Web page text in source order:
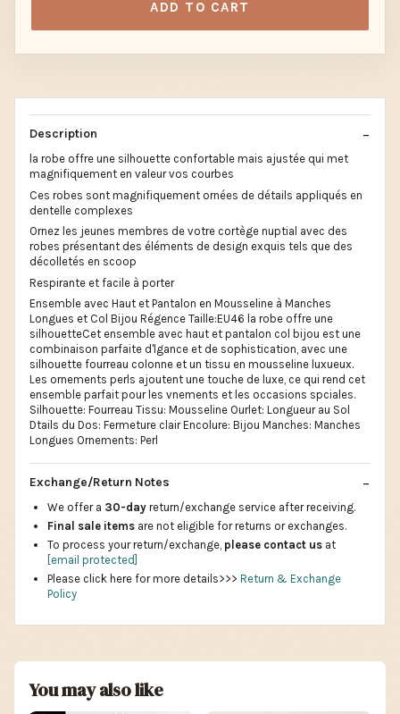
ADD TO CART
Description
la robe offre une silhouette confortable mais ajustée qui met
magnifiquement en valeur vos courbes
Ces robes sont magnifiquement ornées de détails appliqués en
dentelle complexes
Ornez les jeunes membres de votre cortège nuptial avec des
robes présentant des éléments de design exquis tels que des
décolletés en scoop
Respirante et facile à porter
Ensemble avec Haut et Pantalon en Mousseline à Manches
Longues et Col Bijou Régence Taille:EU46 la robe offre une
silhouetteCet ensemble avec haut et pantalon col bijou est une
combinaison parfaite d'lgance et de sophistication, avec une
silhouette fourreau colonne et un tissu en mousseline luxueux.
Les ornements perls ajoutent une touche de luxe, ce qui rend cet
ensemble parfait pour les vnements et les occasions spciales.
Silhouette: Fourreau Tissu: Mousseline Ourlet: Longueur au Sol
Dtails du Dos: Fermeture clair Encolure: Bijou Manches: Manches
Longues Ornements: Perl
Exchange/Return Notes
We offer a 30-day return/exchange service after receiving.
Final sale items are not eligible for returns or exchanges.
To process your return/exchange, please contact us at
[email protected]
Please click here for more details>>> Return & Exchange
Policy
You may also like